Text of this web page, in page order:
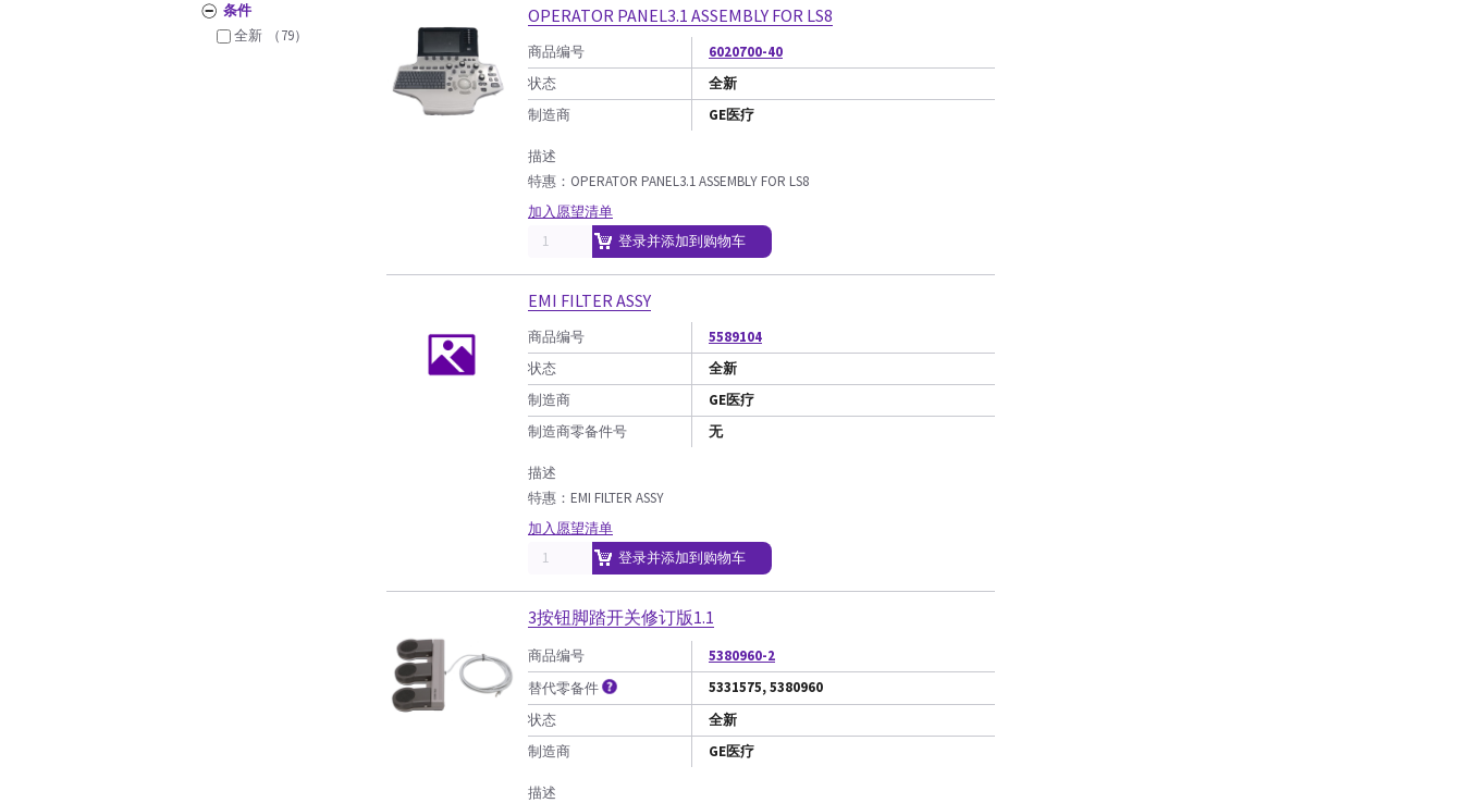
条件
全新
（79）
OPERATOR PANEL3.1 ASSEMBLY FOR LS8
商品编号
6020700-40
状态
全新
制造商
GE医疗
描述
特惠：OPERATOR PANEL3.1 ASSEMBLY FOR LS8
加入愿望清单
登录并添加到购物车
EMI FILTER ASSY
商品编号
5589104
状态
全新
制造商
GE医疗
制造商零备件号
无
描述
特惠：EMI FILTER ASSY
加入愿望清单
登录并添加到购物车
3按钮脚踏开关修订版1.1
商品编号
5380960-2
替代零备件
5331575, 5380960
状态
全新
制造商
GE医疗
描述